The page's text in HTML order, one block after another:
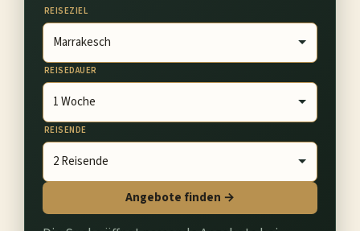
REISEZIEL
REISEDAUER
REISENDE
Angebote finden →